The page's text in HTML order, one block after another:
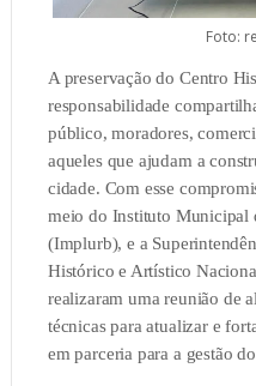
Foto:
A preservação do Centro
responsabilidade
público, moradores,
aqueles que ajudam a
cidade. Com esse
meio do Instituto Municipal
(Implurb), e a
Histórico e Artístico
realizaram uma reunião de
técnicas para atualizar e
em parceria para a gestão